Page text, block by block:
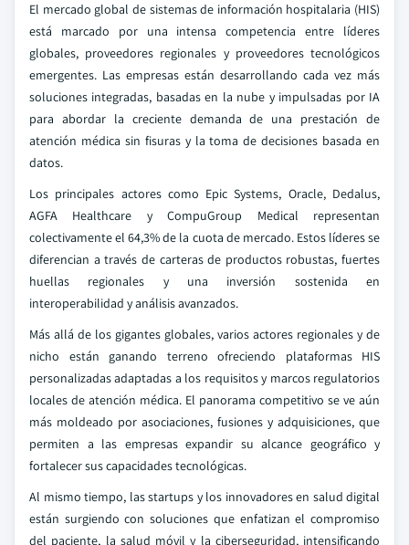
El mercado global de sistemas de información hospitalaria (HIS)
está marcado por una intensa competencia entre líderes
globales, proveedores regionales y proveedores tecnológicos
emergentes. Las empresas están desarrollando cada vez más
soluciones integradas, basadas en la nube y impulsadas por IA
para abordar la creciente demanda de una prestación de
atención médica sin fisuras y la toma de decisiones basada en
datos.
Los principales actores como Epic Systems, Oracle, Dedalus,
AGFA Healthcare y CompuGroup Medical representan
colectivamente el 64,3% de la cuota de mercado. Estos líderes se
diferencian a través de carteras de productos robustas, fuertes
huellas regionales y una inversión sostenida en
interoperabilidad y análisis avanzados.
Más allá de los gigantes globales, varios actores regionales y de
nicho están ganando terreno ofreciendo plataformas HIS
personalizadas adaptadas a los requisitos y marcos regulatorios
locales de atención médica. El panorama competitivo se ve aún
más moldeado por asociaciones, fusiones y adquisiciones, que
permiten a las empresas expandir su alcance geográfico y
fortalecer sus capacidades tecnológicas.
Al mismo tiempo, las startups y los innovadores en salud digital
están surgiendo con soluciones que enfatizan el compromiso
del paciente, la salud móvil y la ciberseguridad, intensificando